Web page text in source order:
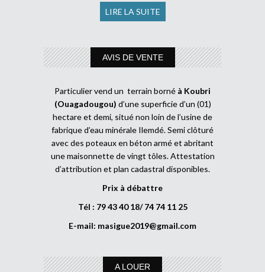
LIRE LA SUITE
AVIS DE VENTE
Particulier vend un terrain borné à Koubri
(Ouagadougou) d’une superficie d’un (01)
hectare et demi, situé non loin de l’usine de
fabrique d’eau minérale Ilemdé. Semi clôturé
avec des poteaux en béton armé et abritant
une maisonnette de vingt tôles. Attestation
d’attribution et plan cadastral disponibles.
Prix à débattre
Tél : 79 43 40 18/ 74 74 11 25
E-mail: masigue2019@gmail.com
A LOUER